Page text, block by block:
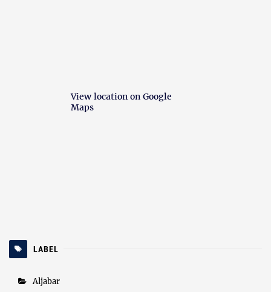
View location on Google
Maps
LABEL
Aljabar